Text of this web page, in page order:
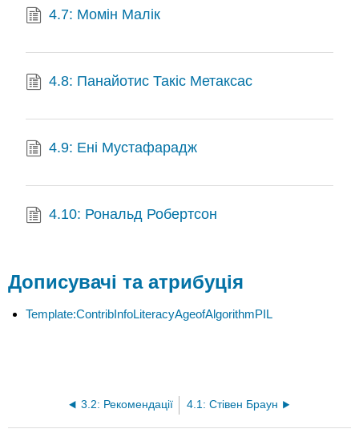
4.7: Момін Малік
4.8: Панайотис Такіс Метаксас
4.9: Ені Мустафарадж
4.10: Рональд Робертсон
Дописувачі та атрибуція
Template:ContribInfoLiteracyAgeofAlgorithmPIL
3.2: Рекомендації 4.1: Стівен Браун